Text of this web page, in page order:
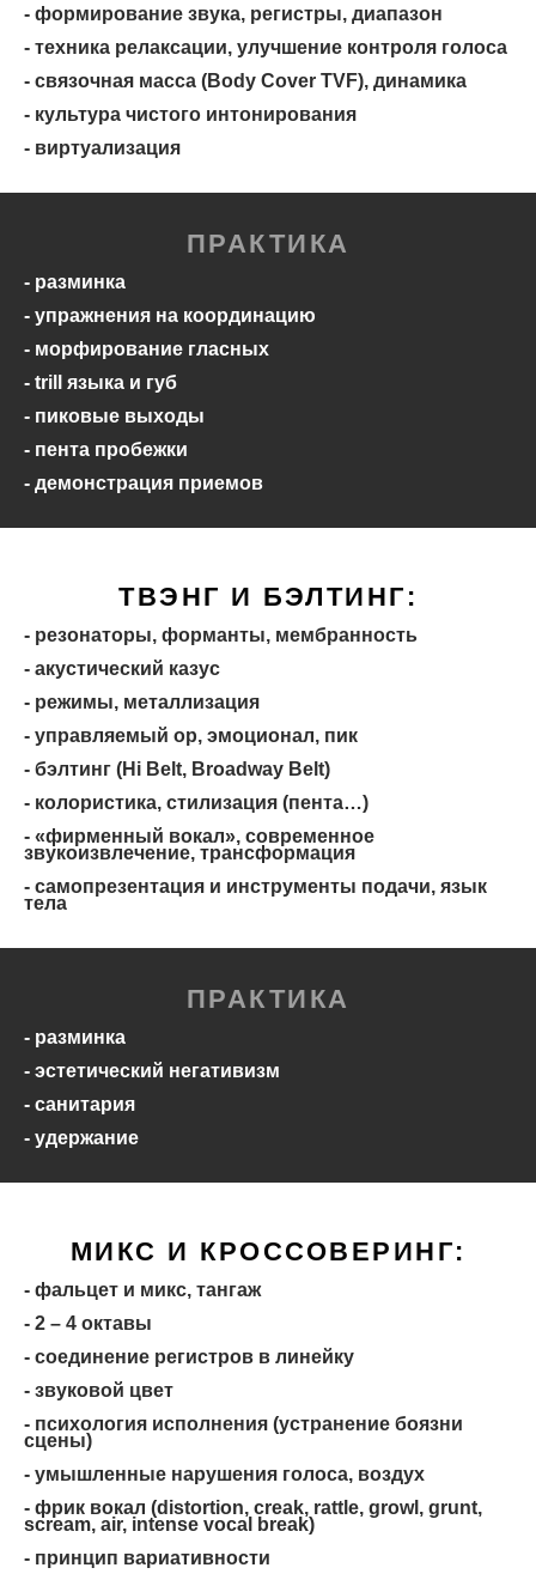
- формирование звука, регистры, диапазон
- техника релаксации, улучшение контроля голоса
- связочная масса (Body Cover TVF), динамика
- культура чистого интонирования
- виртуализация
ПРАКТИКА
- разминка
- упражнения на координацию
- морфирование гласных
- trill языка и губ
- пиковые выходы
- пента пробежки
- демонстрация приемов
ТВЭНГ И БЭЛТИНГ:
- резонаторы, форманты, мембранность
- акустический казус
- режимы, металлизация
- управляемый ор, эмоционал, пик
- бэлтинг (Hi Belt, Broadway Belt)
- колористика, стилизация (пента…)
- «фирменный вокал», современное
звукоизвлечение, трансформация
- самопрезентация и инструменты подачи, язык
тела
ПРАКТИКА
- разминка
- эстетический негативизм
- санитария
- удержание
МИКС И КРОССОВЕРИНГ:
- фальцет и микс, тангаж
- 2 – 4 октавы
- соединение регистров в линейку
- звуковой цвет
- психология исполнения (устранение боязни
сцены)
- умышленные нарушения голоса, воздух
- фрик вокал (distortion, creak, rattle, growl, grunt,
scream, air, intense vocal break)
- принцип вариативности